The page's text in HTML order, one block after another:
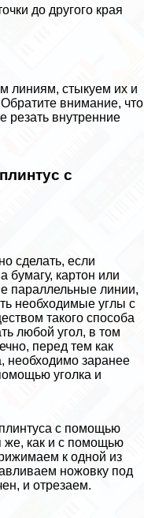
до другого края
линиям, стыкуем их и
внимание, что
резать внутренние
с
сделать, если
бумагу, картон или
параллельные линии,
необходимые углы с
такого способа
любой угол, в том
перед тем как
необходимо заранее
уголка и
с помощью
же, как и с помощью
к одной из
ножовку под
и отрезаем.